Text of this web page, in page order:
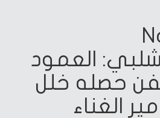
العمود
حصله خلل
الغناء